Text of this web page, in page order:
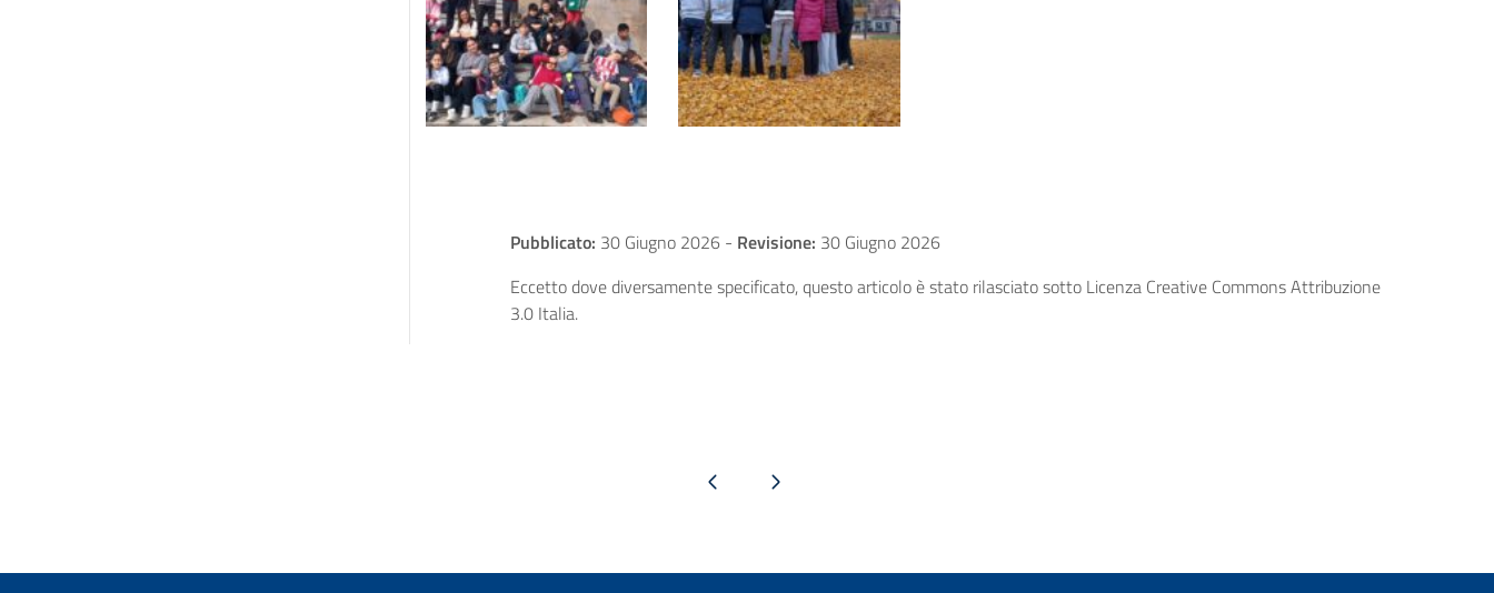
Pubblicato: 30 Giugno 2026 - Revisione: 30 Giugno 2026
Eccetto dove diversamente specificato, questo articolo è stato rilasciato sotto Licenza Creative Commons Attribuzione
3.0 Italia.
Pagina precedentePagina successiva